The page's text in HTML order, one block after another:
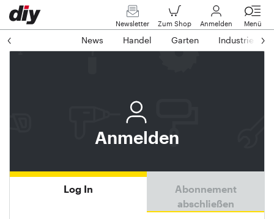
Newsletter Zum Shop Anmelden Menü
News Handel Garten Industrie
Anmelden
Log In
Abonnement
abschließen